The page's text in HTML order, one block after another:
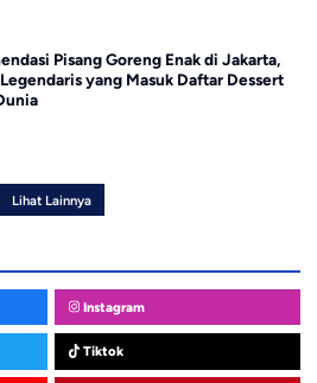
Pisang Goreng Enak di Jakarta,
yang Masuk Daftar Dessert
Lihat Lainnya
Instagram
Tiktok